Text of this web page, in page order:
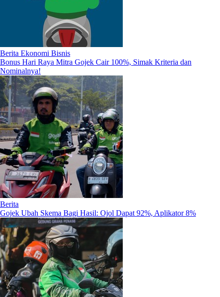
Berita Ekonomi Bisnis
Bonus Hari Raya Mitra Gojek Cair 100%, Simak Kriteria dan
Nominalnya!
Berita
Gojek Ubah Skema Bagi Hasil: Ojol Dapat 92%, Aplikator 8%